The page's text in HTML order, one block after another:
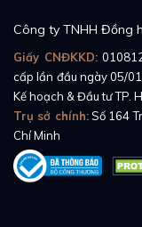
trắng sữa nổi
thêm ô cửa sổ
dụng nhất của
Công ty TNHH Đồng
Giấy CNĐKKD:
cấp lần đầu ngày 05/
Kế hoạch & Đầu tư TP.
Trụ sở chính:Số 164
Chí Minh